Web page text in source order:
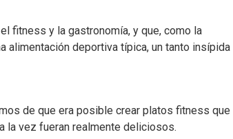
fitness y la gastronomía, y que, como la
alimentación deportiva típica, un tanto insípida
de que era posible crear platos fitness que
la vez fueran realmente deliciosos.